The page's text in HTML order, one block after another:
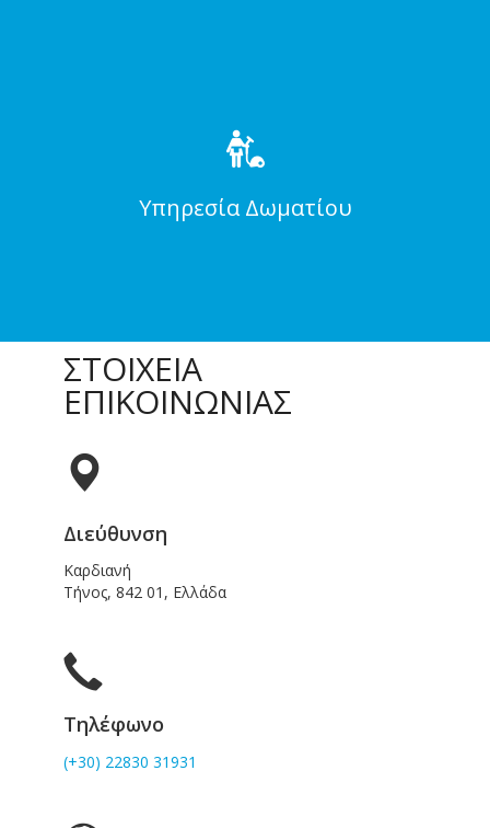
Υπηρεσία Δωματίου
ΣΤΟΙΧΕΙΑ
ΕΠΙΚΟΙΝΩΝΙΑΣ
Διεύθυνση
Καρδιανή
Τήνος, 842 01, Ελλάδα
Τηλέφωνο
(+30) 22830 31931